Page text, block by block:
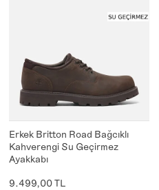
Erkek Britton Road Bağcıklı
Kahverengi Su Geçirmez
Ayakkabı
9.499,00 TL